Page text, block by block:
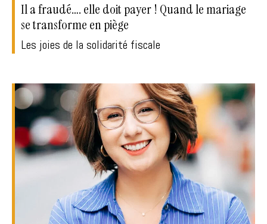
Il a fraudé…. elle doit payer ! Quand le mariage
se transforme en piège
Les joies de la solidarité fiscale